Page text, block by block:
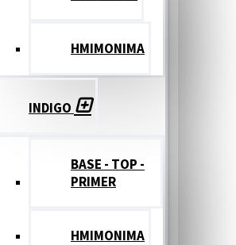
ΗΜΙΜΟΝΙΜΑ
INDIGO
BASE - TOP -
PRIMER
HMIMONIMA